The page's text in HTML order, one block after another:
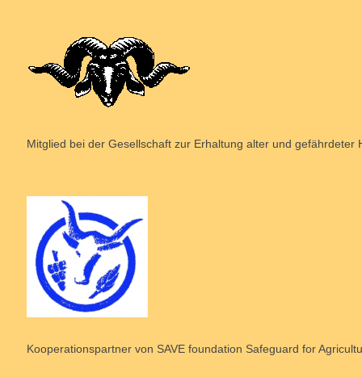
Mitglied bei der Gesellschaft zur Erhaltung alter und gefährdeter
Kooperationspartner von SAVE foundation Safeguard for